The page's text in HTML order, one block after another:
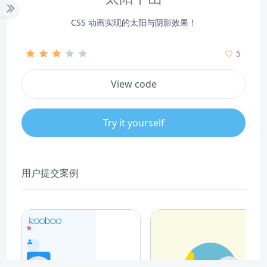
CSS 动画实现的太阳与阴影效果！
5
View code
Try it yourself
用户提交案例